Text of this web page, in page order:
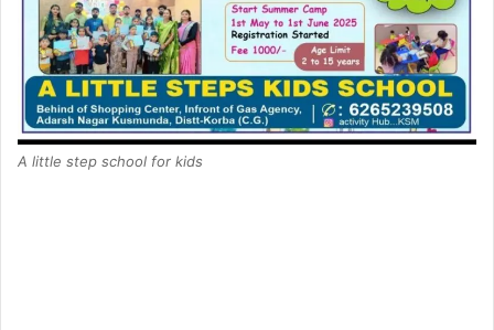
A little step school for kids